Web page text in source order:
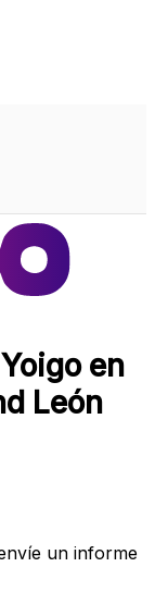
en
León
un informe